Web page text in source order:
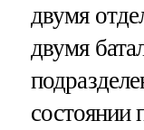
двумя
двумя
состоянии